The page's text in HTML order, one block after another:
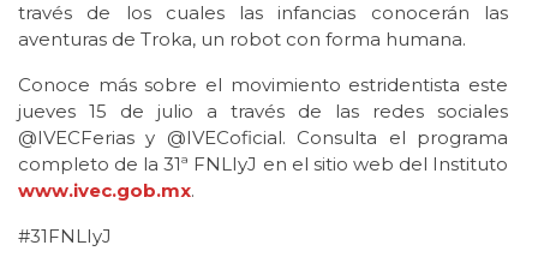
través de los cuales las infancias conocerán las
aventuras de Troka, un robot con forma humana.
Conoce más sobre el movimiento estridentista este
jueves 15 de julio a través de las redes sociales
@IVECFerias y @IVECoficial. Consulta el programa
completo de la 31ª FNLIyJ en el sitio web del Instituto
www.ivec.gob.mx.
#31FNLIyJ